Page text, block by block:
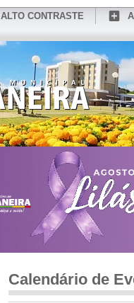
ALTO CONTRASTE
CONHEÇA MEDIANEIRA
Calendário de